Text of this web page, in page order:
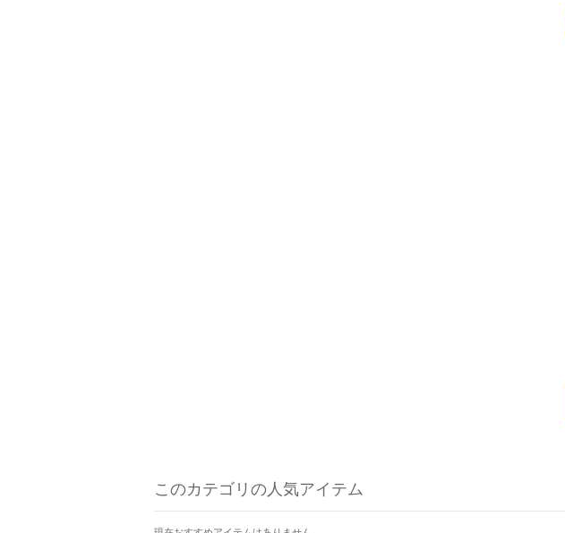
このカテゴリの人気アイテム